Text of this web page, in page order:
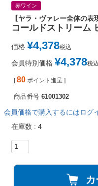
赤ワイン
【ヤラ・ヴァレー全体の表
コールドストリーム
価格 ¥4,378税込
会員特別価格 ¥4,378税込
[ 80 ポイント進呈 ]
商品番号 61001302
会員価格で購入するにはログ
在庫数
4